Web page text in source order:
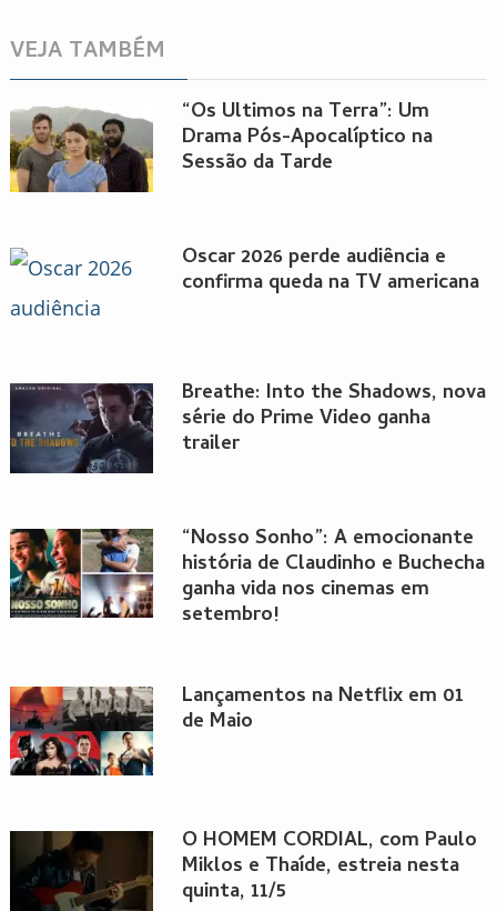
VEJA TAMBÉM
“Os Últimos na Terra”: Um
Drama Pós-Apocalíptico na
Sessão da Tarde
Oscar 2026 perde audiência e
confirma queda na TV americana
Breathe: Into the Shadows, nova
série do Prime Video ganha
trailer
“Nosso Sonho”: A emocionante
história de Claudinho e Buchecha
ganha vida nos cinemas em
setembro!
Lançamentos na Netflix em 01
de Maio
O HOMEM CORDIAL, com Paulo
Miklos e Thaíde, estreia nesta
quinta, 11/5